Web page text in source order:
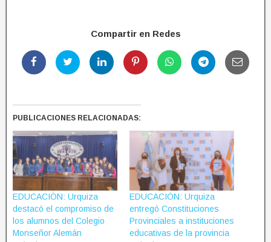
Compartir en Redes
PUBLICACIONES RELACIONADAS:
EDUCACIÓN: Urquiza
destacó el compromiso de
los alumnos del Colegio
Monseñor Alemán
EDUCACIÓN: Urquiza
entregó Constituciones
Provinciales a instituciones
educativas de la provincia